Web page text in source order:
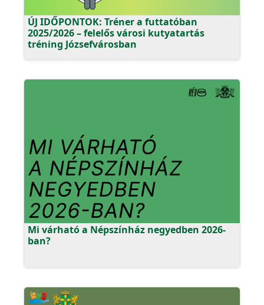
ÚJ IDŐPONTOK: Tréner a futtatóban
2025/2026 – felelős városi kutyatartás
tréning Józsefvárosban
Mi várható a Népszínház negyedben 2026-
ban?